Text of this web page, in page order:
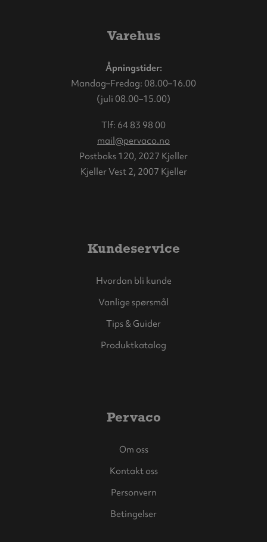
Varehus
Åpningstider:
Mandag–Fredag: 08.00–16.00
(juli 08.00–15.00)
Tlf: 64 83 98 00
mail@pervaco.no
Postboks 120, 2027 Kjeller
Kjeller Vest 2, 2007 Kjeller
Kundeservice
Hvordan bli kunde
Vanlige spørsmål
Tips & Guider
Produktkatalog
Pervaco
Om oss
Kontakt oss
Personvern
Betingelser